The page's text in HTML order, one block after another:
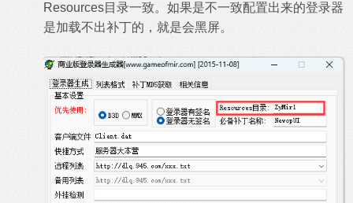
Resources目录一致。如果是不一致配置出来的登录器
是加载不出补丁的，就是会黑屏。